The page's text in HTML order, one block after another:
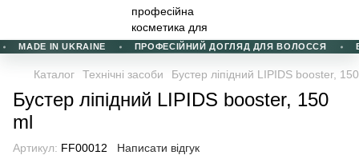
MADE IN UKRAINE ПРОФЕСІЙНИЙ ДОГЛЯД ДЛЯ ВОЛОССЯ
Каталог Технічні засоби Бустер ліпідний LIPIDS booster,
Бустер ліпідний LIPIDS booster, 150
ml
Артикул: FF00012 Написати відгук